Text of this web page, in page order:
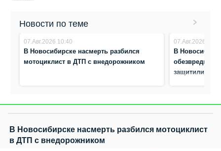
Новости по теме
07.Авг.2026 10:40
В Новосибирске насмерть разбился
мотоциклист в ДТП с внедорожником
07.Авг.2026
В
обезвредили
защитили
В Новосибирске насмерть разбился мотоциклист
в ДТП с внедорожником